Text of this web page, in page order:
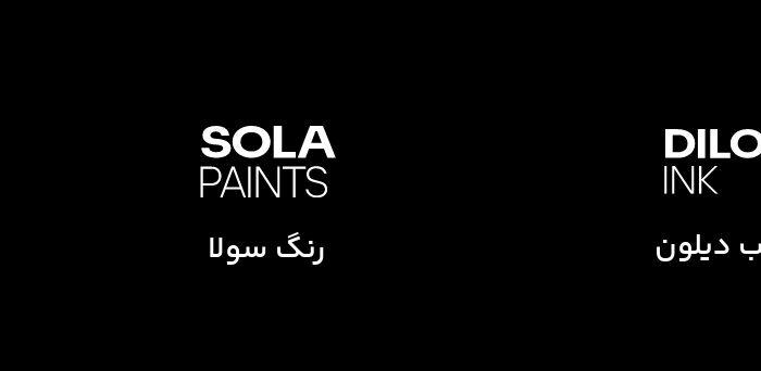
دیلون رنگ سولا